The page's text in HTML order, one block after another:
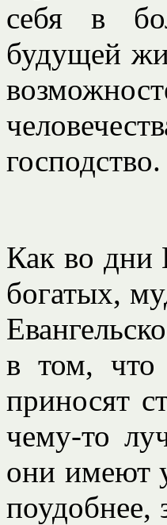
себя в
будущей
господство.
Как во дни
богатых,
в том, что
приносят
чему-то
они имеют
поудобнее,